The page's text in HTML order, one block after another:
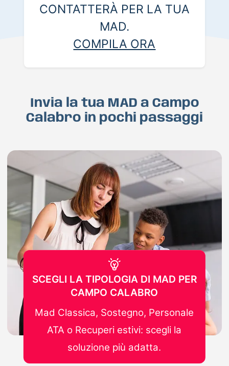
CONTATTERÀ PER LA TUA
MAD.
COMPILA ORA
Invia la tua MAD a Campo
Calabro in pochi passaggi
SCEGLI LA TIPOLOGIA DI MAD PER
CAMPO CALABRO
Mad Classica, Sostegno, Personale
ATA o Recuperi estivi: scegli la
soluzione più adatta.